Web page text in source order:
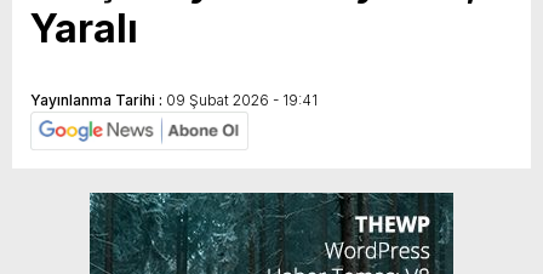
Yaralı
Yayınlanma Tarihi : 09 Şubat 2026 - 19:41